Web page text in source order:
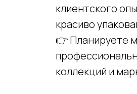
клиентского
красиво
👉 Планируете
коллекций и